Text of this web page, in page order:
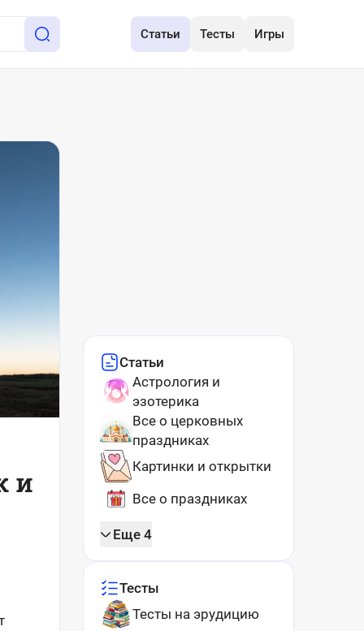
Статьи Тесты Игры
и
Статьи
Астрология и
эзотерика
Все о церковных
праздниках
Картинки и открытки
Все о праздниках
Еще 4
Тесты
Тесты на эрудицию